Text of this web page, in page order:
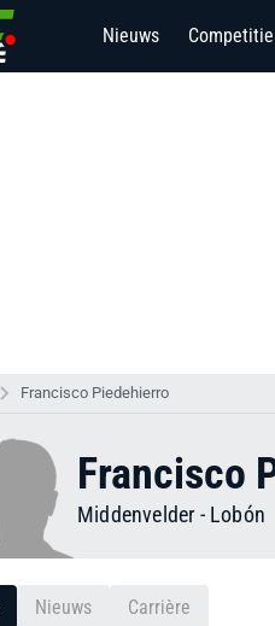
Nieuws
Francisco Piedehierro
Francisco
Middenvelder - Lobón
Nieuws Carrière